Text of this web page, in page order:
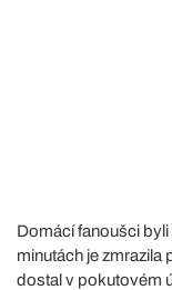
Domácí fanoušci
minutách je zmrazila
dostal v pokutovém